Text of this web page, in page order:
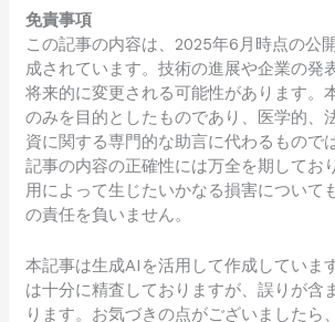
免責事項
この記事の内容は、2025年6月時点の公
成されています。技術の進展や企業の発
将来的に変更される可能性があります。
のみを目的としたものであり、医学的、
資に関する専門的な助言に代わるもので
記事の内容の正確性には万全を期してお
用によって生じたいかなる損害について
の責任を負いません。
本記事は生成AIを活用して作成していま
は十分に精査しておりますが、誤りが含
ります。お気づきの点がございましたら